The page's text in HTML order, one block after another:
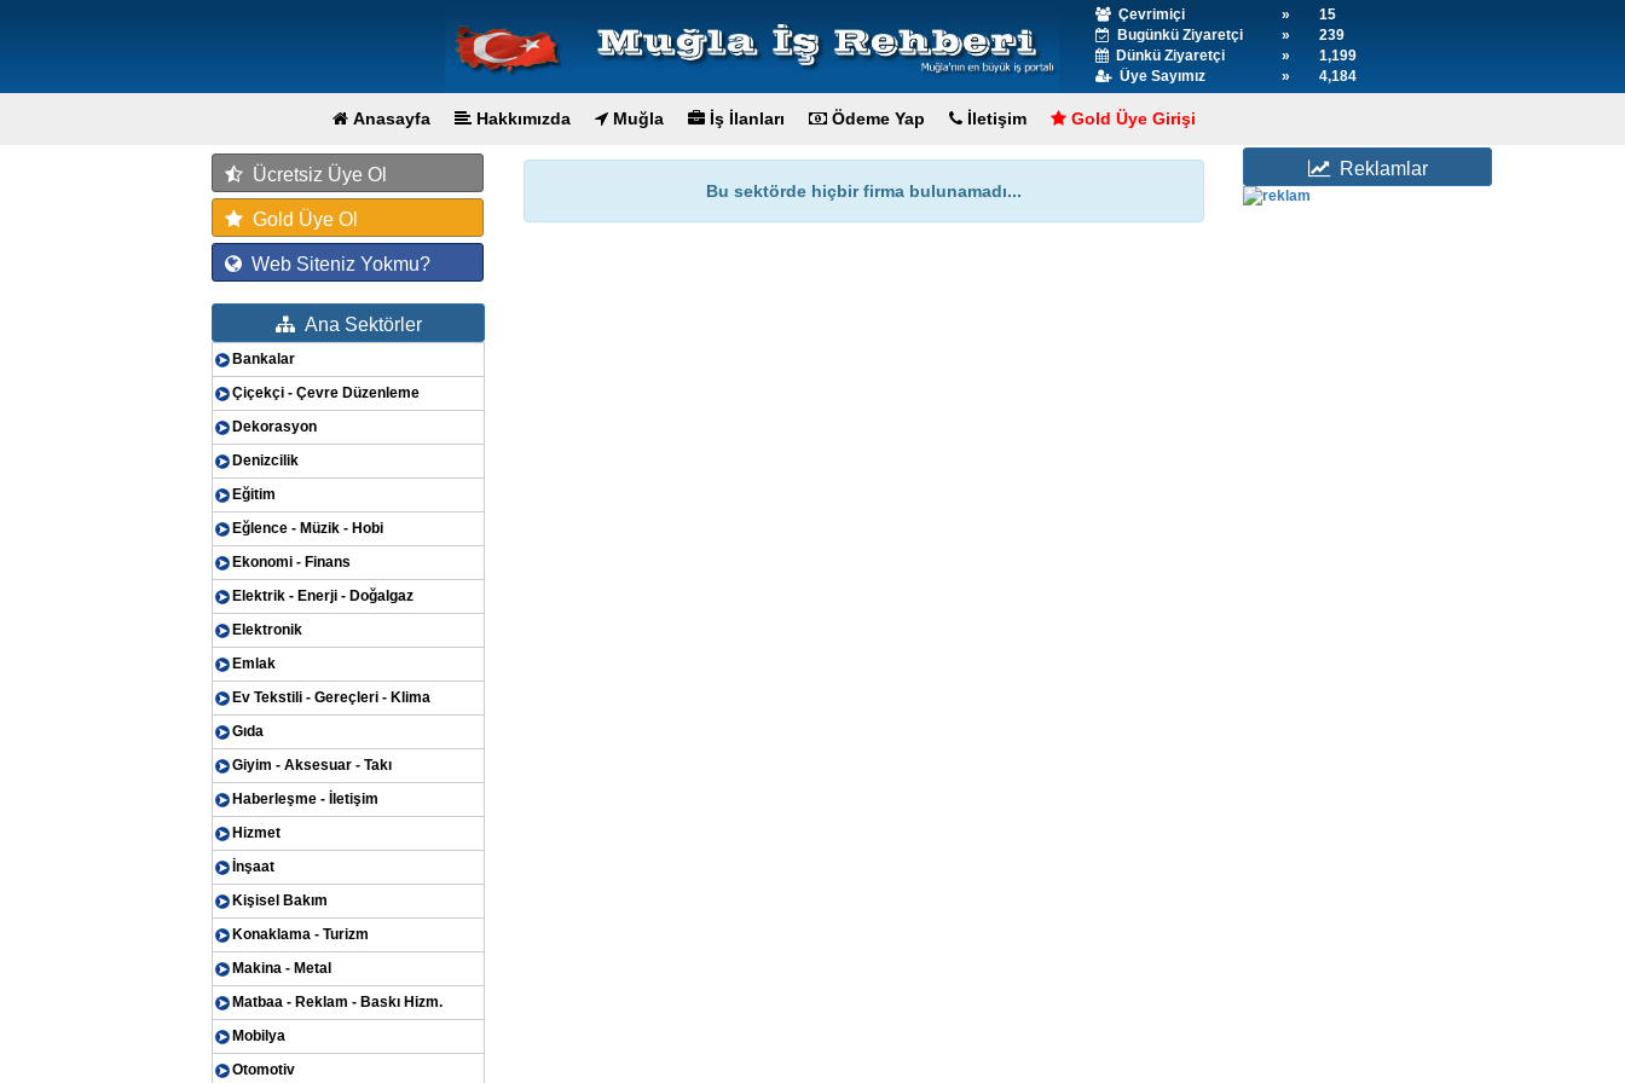
Çevrimiçi »
15
Bugünkü Ziyaretçi
»
239
Dünkü Ziyaretçi
»
1,199
Üye Sayımız
» 4,184
Anasayfa Hakkımızda Muğla İş İlanları Ödeme Yap İletişim Gold Üye Girişi
Ücretsiz Üye Ol
Gold Üye Ol
Web Siteniz Yokmu?
Ana Sektörler
Bankalar
Çiçekçi - Çevre Düzenleme
Dekorasyon
Denizcilik
Eğitim
Eğlence - Müzik - Hobi
Ekonomi - Finans
Elektrik - Enerji - Doğalgaz
Elektronik
Emlak
Ev Tekstili - Gereçleri - Klima
Gıda
Giyim - Aksesuar - Takı
Haberleşme - İletişim
Hizmet
İnşaat
Kişisel Bakım
Konaklama - Turizm
Makina - Metal
Matbaa - Reklam - Baskı Hizm.
Mobilya
Otomotiv
Bu sektörde hiçbir firma bulunamadı...
Reklamlar